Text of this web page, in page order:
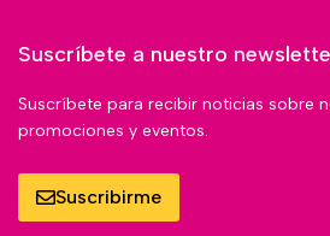
Suscríbete a nuestro
Suscríbete para recibir noticias sobre
promociones y eventos.
Suscribirme